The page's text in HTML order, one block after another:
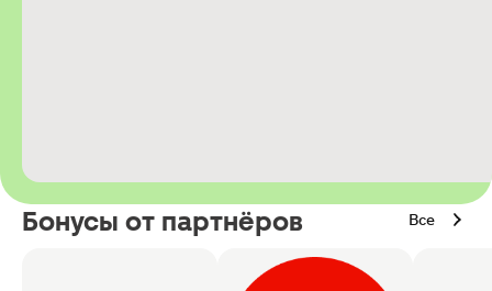
Бонусы от партнёров Все